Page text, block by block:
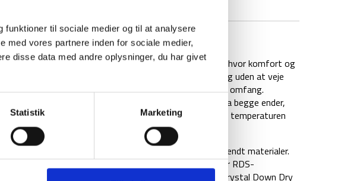
til sociale medier og til at analysere
med vores partnere inden for sociale medier,
disse data med andre oplysninger, du har givet
Statistik Marketing
BESKRIVELSE BRAND FAQ
fra Nordisk. Dunsoveposen er i høj kvalitet, hvor komfort og
til selve designet. Freja -5 giver fremragende isolering uden at veje
meget men alligevel giver bevægelsesfrihed i stort omfang.
med to-vejs-lynlås, så du kan lyne den op fra begge ender,
der også sikre mulighed for at justere temperaturen
Freja -5 er ydermateriale i 20D Nylon og 100% genanvendt materialer.
fri og kommer med Crystal Down fyld som også er RDS-
er i høj kvalitet, behagelige og er vandafvisende, med Crystal Down Dry